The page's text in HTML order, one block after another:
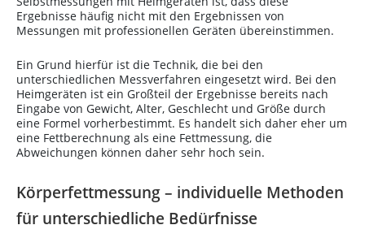
Ergebnisse häufig nicht mit den Ergebnissen von
Messungen mit professionellen Geräten übereinstimmen.
Ein Grund hierfür ist die Technik, die bei den
unterschiedlichen Messverfahren eingesetzt wird. Bei den
Heimgeräten ist ein Großteil der Ergebnisse bereits nach
Eingabe von Gewicht, Alter, Geschlecht und Größe durch
eine Formel vorherbestimmt. Es handelt sich daher eher um
eine Fettberechnung als eine Fettmessung, die
Abweichungen können daher sehr hoch sein.
Körperfettmessung – individuelle Methoden
für unterschiedliche Bedürfnisse